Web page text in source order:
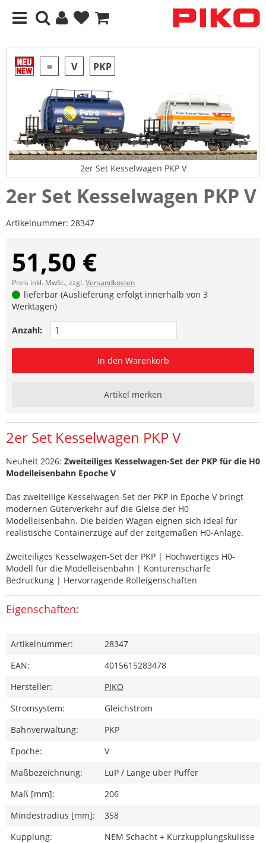
= V PKP
2er Set Kesselwagen PKP V
2er Set Kesselwagen PKP V
Artikelnummer: 28347
51,50 €
Preis inkl. MwSt., zzgl.Versandkosten
lieferbar (Auslieferung erfolgt innerhalb von 3
Werktagen)
Anzahl:
In den Warenkorb
Artikel merken
2er Set Kesselwagen PKP V
Neuheit 2026: Zweiteiliges Kesselwagen-Set der PKP für die H0
Modelleisenbahn Epoche V
Das zweiteilige Kesselwagen-Set der PKP in Epoche V bringt
modernen Güterverkehr auf die Gleise der H0
Modelleisenbahn. Die beiden Wagen eignen sich ideal für
realistische Containerzüge auf der zeitgemäßen H0-Anlage.
Zweiteiliges Kesselwagen-Set der PKP | Hochwertiges H0-
Modell für die Modelleisenbahn | Konturenscharfe
Bedruckung | Hervorragende Rolleigenschaften
Eigenschaften:
Artikelnummer:
28347
EAN:
4015615283478
Hersteller:
PIKO
Stromsystem:
Gleichstrom
Bahnverwaltung:
PKP
Epoche:
V
Maßbezeichnung:
LüP / Länge über Puffer
Maß [mm]:
206
Mindestradius [mm]:
358
Kupplung:
NEM Schacht + Kurzkupplungskulisse